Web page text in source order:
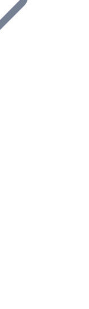
e
nostro servizio di